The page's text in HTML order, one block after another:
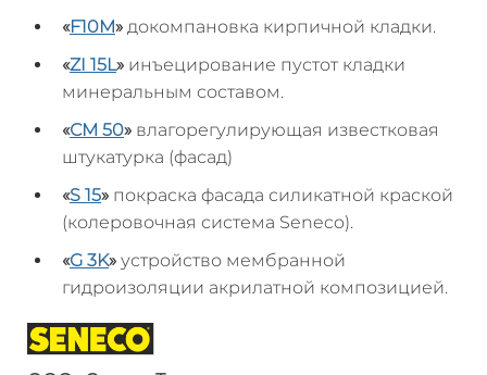
«F10M» докомпановка кирпичной кладки.
«ZI 15L» инъецирование пустот кладки
минеральным составом.
«СМ 50» влагорегулирующая известковая
штукатурка (фасад)
«S 15» покраска фасада силикатной краской
(колеровочная система Seneco).
«G 3K» устройство мембранной
гидроизоляции акрилатной композицией.